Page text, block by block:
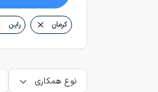
کرمان راین
نوع همکاری